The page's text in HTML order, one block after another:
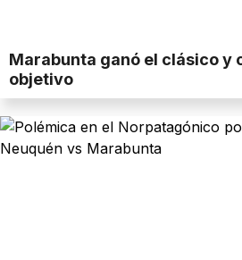
Marabunta ganó el clásico y
objetivo